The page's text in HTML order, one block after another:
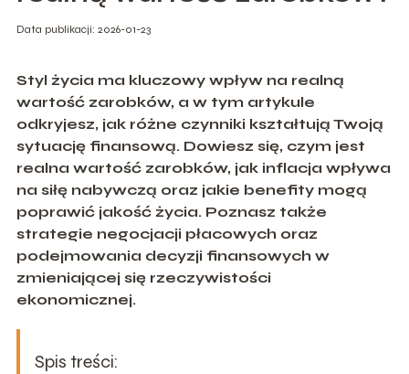
Data publikacji: 2026-01-23
Styl życia ma kluczowy wpływ na realną
wartość zarobków, a w tym artykule
odkryjesz, jak różne czynniki kształtują Twoją
sytuację finansową. Dowiesz się, czym jest
realna wartość zarobków, jak inflacja wpływa
na siłę nabywczą oraz jakie benefity mogą
poprawić jakość życia. Poznasz także
strategie negocjacji płacowych oraz
podejmowania decyzji finansowych w
zmieniającej się rzeczywistości
ekonomicznej.
Spis treści: